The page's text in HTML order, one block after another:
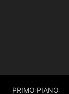
PRIMO PIANO